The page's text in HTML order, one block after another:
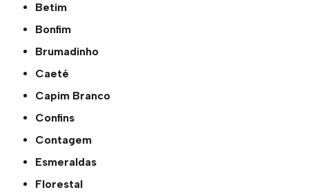
Betim
Bonfim
Brumadinho
Caeté
Capim Branco
Confins
Contagem
Esmeraldas
Florestal